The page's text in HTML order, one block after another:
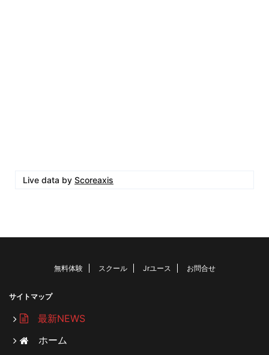
Live data by Scoreaxis
無料体験 スクール Jrユース お問合せ
サイトマップ
最新NEWS
ホーム